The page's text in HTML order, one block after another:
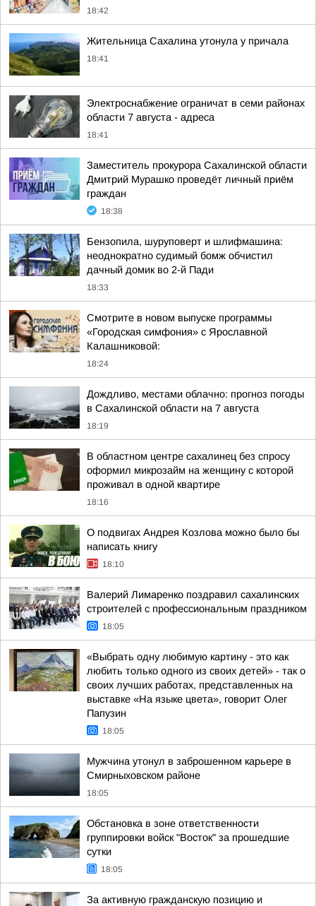
18:42
Жительница Сахалина утонула у причала
18:41
Электроснабжение ограничат в семи районах
области 7 августа - адреса
18:41
Заместитель прокурора Сахалинской области
Дмитрий Мурашко проведёт личный приём
граждан
18:38
Бензопила, шуруповерт и шлифмашина:
неоднократно судимый бомж обчистил
дачный домик во 2-й Пади
18:33
Смотрите в новом выпуске программы
«Городская симфония» с Ярославной
Калашниковой:
18:24
Дождливо, местами облачно: прогноз погоды
в Сахалинской области на 7 августа
18:19
В областном центре сахалинец без спросу
оформил микрозайм на женщину с которой
проживал в одной квартире
18:16
О подвигах Андрея Козлова можно было бы
написать книгу
18:10
Валерий Лимаренко поздравил сахалинских
строителей с профессиональным праздником
18:05
«Выбрать одну любимую картину - это как
любить только одного из своих детей» - так о
своих лучших работах, представленных на
выставке «На языке цвета», говорит Олег
Папузин
18:05
Мужчина утонул в заброшенном карьере в
Смирныховском районе
18:05
Обстановка в зоне ответственности
группировки войск "Восток" за прошедшие
сутки
18:05
За активную гражданскую позицию и